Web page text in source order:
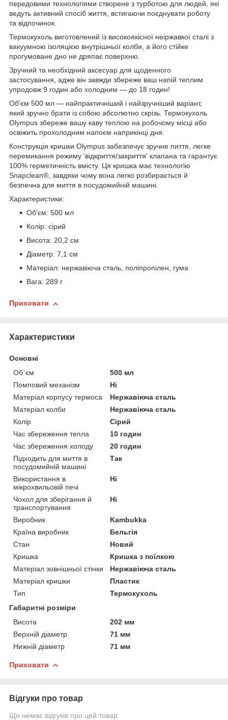
передовими технологіями створене з турботою для людей, які
ведуть активний спосіб життя, встигаючи поєднувати роботу
та відпочинок.
Термокухоль виготовлений із високоякісної неіржавкої сталі з
вакуумною ізоляцією внутрішньої колби, а його стійке
прогумоване дно не дряпає поверхню.
Зручний та необхідний аксесуар для щоденного
застосування, адже він завжди збереже ваш напій теплим
упродовж 9 годин або холодним — до 18 годин!
Об'єм 500 мл — найпрактичніший і найзручніший варіант,
який зручно брати із собою абсолютно скрізь. Термокухоль
Olympus збереже вашу каву теплою на робочому місці або
освіжить прохолодним напоєм наприкінці дня.
Конструкція кришки Olympus забезпечує зручне пиття, легке
перемикання режиму 'відкриття/закриття' клапана та гарантує
100% герметичність вмісту. Ця кришка має технологію
Snapclean®, завдяки чому вона легко розбирається й
безпечна для миття в посудомийній машині.
Характеристики:
Об'єм: 500 мл
Колір: сірий
Висота: 20,2 см
Діаметр: 7,1 см
Матеріал: нержавіюча сталь, поліпропілен, гума
Вага: 289 г
Приховати
Характеристики
Основні
Об`єм
500 мл
Помповий механізм
Ні
Матеріал корпусу термоса
Нержавіюча сталь
Матеріал колби
Нержавіюча сталь
Колір
Сірий
Час збереження тепла
10 годин
Час збереження холоду
20 годин
Підходить для миття в
посудомийній машині
Так
Використання в
мікрохвильовій печі
Ні
Чохол для зберігання й
транспортування
Ні
Виробник
Kambukka
Країна виробник
Бельгія
Стан
Новий
Кришка
Кришка з поїлкою
Матеріал зовнішньої стінки
Нержавіюча сталь
Матеріал кришки
Пластик
Тип
Термокухоль
Габаритні розміри
Висота
202 мм
Верхній діаметр
71 мм
Нижній діаметр
71 мм
Приховати
Відгуки про товар
Ще немає відгуків про цей товар